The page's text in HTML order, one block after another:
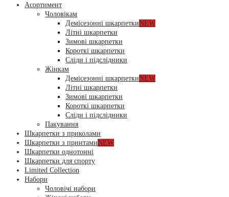
Асортимент
Чоловікам
Демісезонні шкарпеткиNEW
Літні шкарпетки
Зимові шкарпетки
Короткі шкарпетки
Сліди і підслідники
Жінкам
Демісезонні шкарпеткиNEW
Літні шкарпетки
Зимові шкарпетки
Короткі шкарпетки
Сліди і підслідники
Пакування
Шкарпетки з приколами
Шкарпетки з принтамиNEW
Шкарпетки однотонні
Шкарпетки для спорту
Limited Collection
Набори
Чоловічі набори